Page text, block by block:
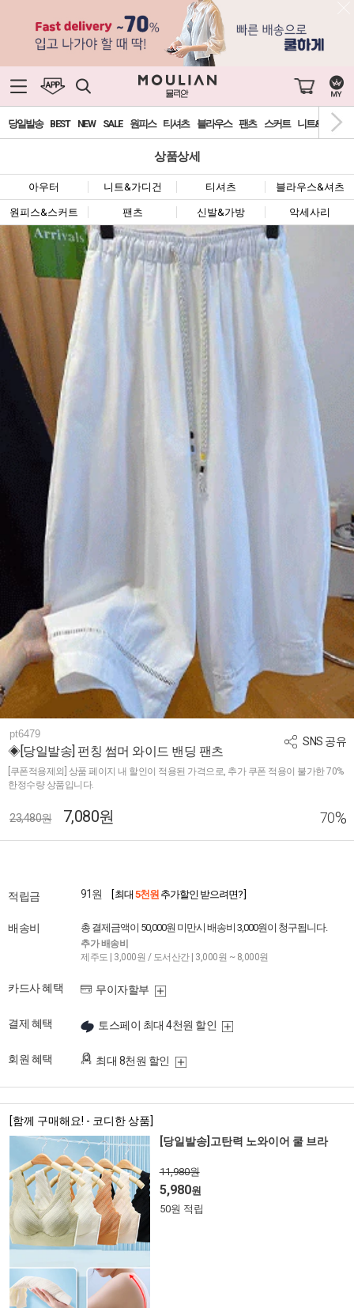
당일발송 BEST NEW SALE 원피스 티셔츠 블라우스 팬츠 스커트 니트&가디건
상품상세
아우터 니트&가디건 티셔츠 블라우스&셔츠
원피스&스커트 팬츠 신발&가방 악세사리
SNS 공유
pt6479
◈[당일발송] 펀칭 썸머 와이드 밴딩 팬츠
[쿠폰적용제외] 상품 페이지 내 할인이 적용된 가격으로, 추가 쿠폰 적용이 불가한 70%
한정수량 상품입니다.
23,480원 7,080원 70%
적립금 91원 [ 최대 5천원 추가할인 받으려면? ]
배송비 총 결제금액이 50,000원 미만시 배송비 3,000원이 청구됩니다.
추가 배송비
제주도 | 3,000원 / 도서산간 | 3,000원 ~ 8,000원
카드사 혜택 무이자할부
결제 혜택 토스페이 최대 4천원 할인
회원 혜택 최대 8천원 할인
[함께 구매해요! - 코디한 상품]
[당일발송]고탄력 노와이어 쿨 브라
11,980원
5,980원
50원 적립